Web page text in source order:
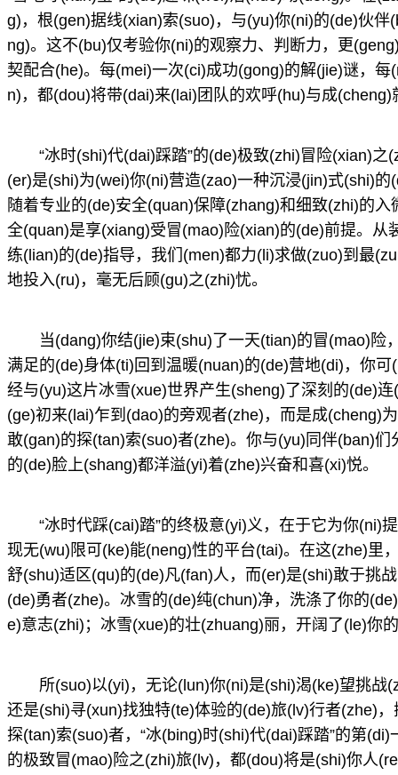
g)，根(gen)据线(xian)索(suo)，与(yu)你(ni)的(de)伙
ng)。这不(bu)仅考验你(ni)的观察力、判断力，更
契配合(he)。每(mei)一次(ci)成功(gong)的解(jie)谜，
n)，都(dou)将带(dai)来(lai)团队的欢呼(hu)与成(cheng)
“冰时(shi)代(dai)踩踏”的(de)极致(zhi)冒险(xian)
(er)是(shi)为(wei)你(ni)营造(zao)一种沉浸(jin)式(shi)
随着专业的(de)安全(quan)保障(zhang)和细致(zhi)的
全(quan)是享(xiang)受冒(mao)险(xian)的(de)前提。
练(lian)的(de)指导，我们(men)都力(li)求做(zuo)到最
地投入(ru)，毫无后顾(gu)之(zhi)忧。
当(dang)你结(jie)束(shu)了一天(tian)的冒(mao)险
满足的(de)身体(ti)回到温暖(nuan)的(de)营地(di)，你
经与(yu)这片冰雪(xue)世界产生(sheng)了深刻的(de)
(ge)初来(lai)乍到(dao)的旁观者(zhe)，而是成(cheng)
敢(gan)的探(tan)索(suo)者(zhe)。你与(yu)同伴(ban)
的(de)脸上(shang)都洋溢(yi)着(zhe)兴奋和喜(xi)悦。
“冰时代踩(cai)踏”的终极意(yi)义，在于它为你(ni)
现无(wu)限可(ke)能(neng)性的平台(tai)。在这(zhe)里
舒(shu)适区(qu)的(de)凡(fan)人，而(er)是(shi)敢于挑
(de)勇者(zhe)。冰雪的(de)纯(chun)净，洗涤了你的
e)意志(zhi)；冰雪(xue)的壮(zhuang)丽，开阔了(le)你
所(suo)以(yi)，无论(lun)你(ni)是(shi)渴(ke)望挑战
还是(shi)寻(xun)找独特(te)体验的(de)旅(lv)行者(zhe)
探(tan)索(suo)者，“冰(bing)时(shi)代(dai)踩踏”的第
的极致冒(mao)险之(zhi)旅(lv)，都(dou)将是(shi)你人